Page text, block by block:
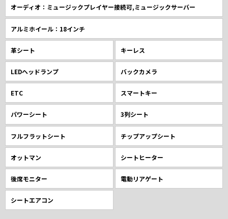
オーディオ：ミュージックプレイヤー接続可,ミュージックサーバー
アルミホイール：18インチ
革シート キーレス
LEDヘッドランプ バックカメラ
ETC スマートキー
パワーシート 3列シート
フルフラットシート チップアップシート
オットマン シートヒーター
後席モニター 電動リアゲート
シートエアコン